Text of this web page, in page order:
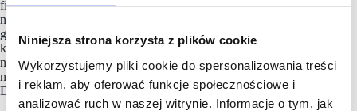
Niniejsza strona korzysta z plików cookie
Wykorzystujemy pliki cookie do spersonalizowania treści
i reklam, aby oferować funkcje społecznościowe i
analizować ruch w naszej witrynie. Informacje o tym, jak
firmy Thai Wok, otwierając w Kielcach pierwszy lokal naszego
nowego brandu,
głosy naszych klientów o potrzebie pojawienia się naszych
kultowych smaków na mapie Kielc. Z ekscytacją patrzymy
na ten nowy rozdział i serdecznie zapraszamy do towarzyszenia
nam w tej drodze” – podsumowuje Aleksandra Stępień,
Dyrektor OperacyjnaThai Wok.